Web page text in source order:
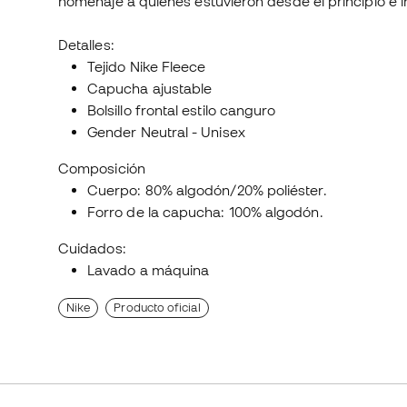
Detalles:
Tejido Nike Fleece
Capucha ajustable
Bolsillo frontal estilo canguro
Gender Neutral - Unisex
Composición
Cuerpo: 80% algodón/20% poliéster.
Forro de la capucha: 100% algodón.
Cuidados:
Lavado a máquina
Nike Producto oficial